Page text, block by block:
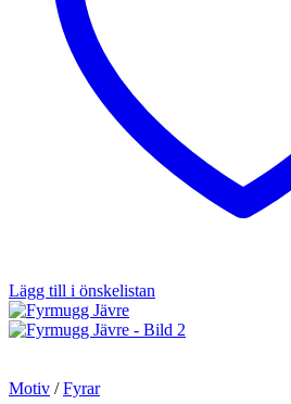
Lägg till i önskelistan
Motiv / Fyrar